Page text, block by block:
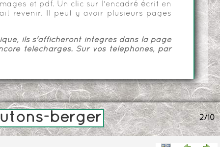
et pdf. Un clic sur l'encadré écrit en
revenir. Il peut y avoir plusieurs pages
ils s'afficheront intégrés dans la page
téléchargés. Sur vos téléphones, par
2/10
berger